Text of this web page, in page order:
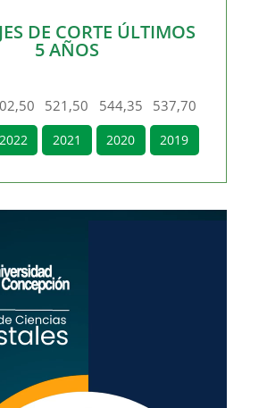
DE CORTE ÚLTIMOS
5 AÑOS
2022
521,50
2021
544,35
2020
537,70
2019